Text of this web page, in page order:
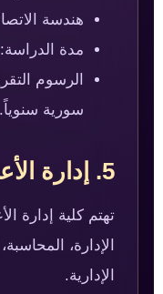
هندسة
مدة الدراسة: 5
سورية سنوياً.
5. إدارة الأعمال
تهتم كلية إدارة
الإدارة،
الإدارية.